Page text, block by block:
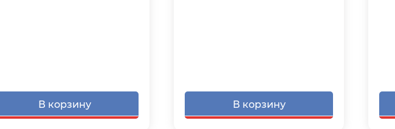
В корзину В корзину